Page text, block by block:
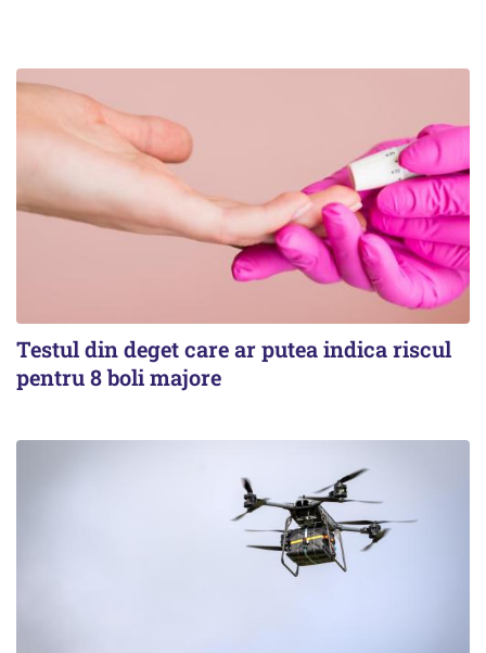
Testul din deget care ar putea indica riscul
pentru 8 boli majore